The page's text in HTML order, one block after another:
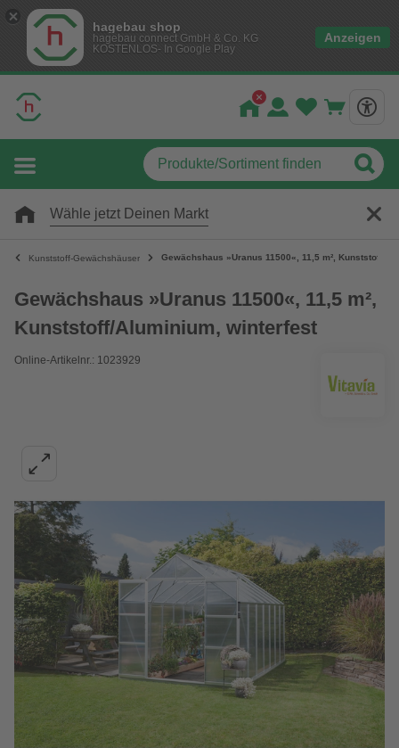
hagebau shop
hagebau connect GmbH & Co. KG
KOSTENLOS- In Google Play
Anzeigen
Wähle jetzt Deinen Markt
Kunststoff-Gewächshäuser Gewächshaus »Uranus 11500«, 11,5 m², Kunststoff/
Gewächshaus »Uranus 11500«, 11,5 m²,
Kunststoff/Aluminium, winterfest
Online-Artikelnr.: 1023929